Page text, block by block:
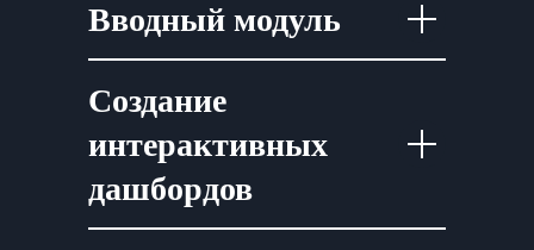
Вводный модуль
Создание
интерактивных
дашбордов